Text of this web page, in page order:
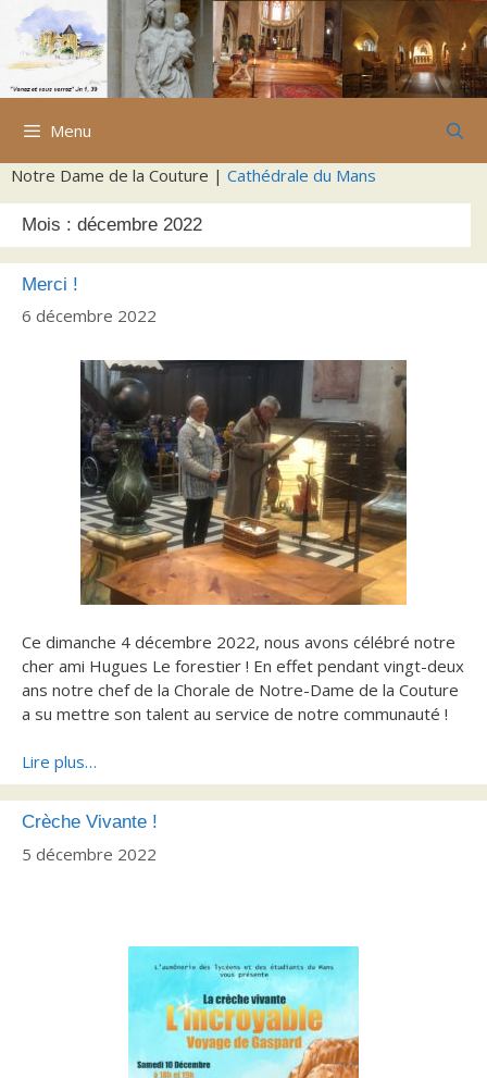
Aller
contenu
Menu
Notre Dame de la Couture | Cathédrale du Mans
Mois : décembre 2022
Merci !
6 décembre 2022
Ce dimanche 4 décembre 2022, nous avons célébré notre
cher ami Hugues Le forestier ! En effet pendant vingt-deux
ans notre chef de la Chorale de Notre-Dame de la Couture
a su mettre son talent au service de notre communauté !
Lire plus…
Crèche Vivante !
5 décembre 2022